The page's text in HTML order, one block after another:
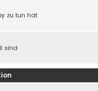
zu tun hat
sind